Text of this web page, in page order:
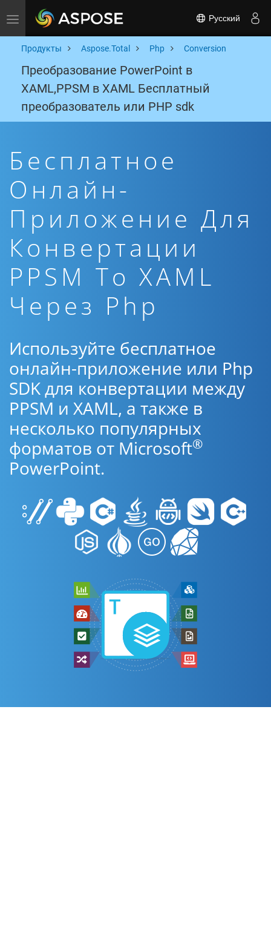
Toggle navigation Русский
Продукты Aspose.Total Php Conversion
Преобразование PowerPoint в
XAML,PPSM в XAML Бесплатный
преобразователь или PHP sdk
Бесплатное
Онлайн-
Приложение Для
Конвертации
PPSM To XAML
Через Php
Используйте бесплатное
онлайн-приложение или Php
SDK для конвертации между
PPSM и XAML, а также в
несколько популярных
форматов от Microsoft®
PowerPoint.